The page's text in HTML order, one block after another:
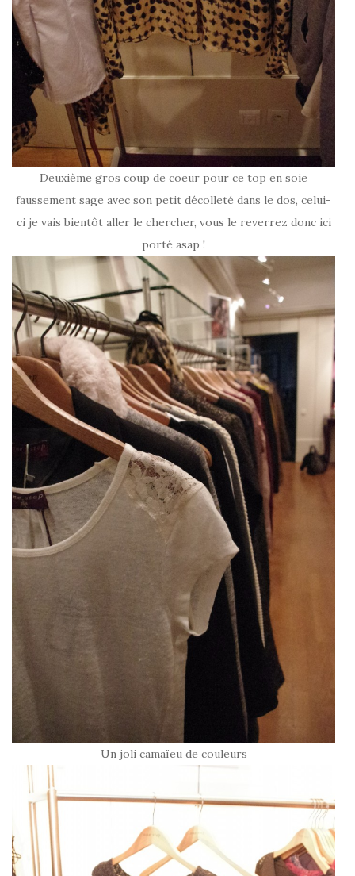
Deuxième gros coup de coeur pour ce top en soie
faussement sage avec son petit décolleté dans le dos, celui-
ci je vais bientôt aller le chercher, vous le reverrez donc ici
porté asap !
Un joli camaïeu de couleurs